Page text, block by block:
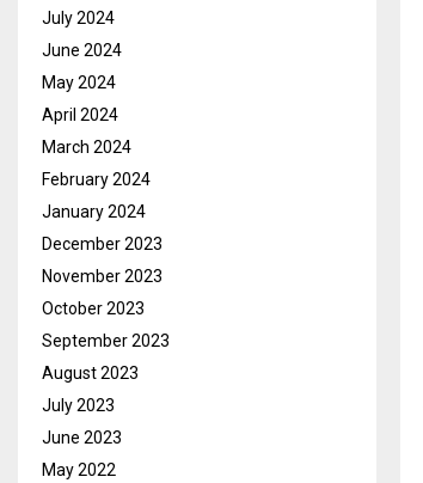
July 2024
June 2024
May 2024
April 2024
March 2024
February 2024
January 2024
December 2023
November 2023
October 2023
September 2023
August 2023
July 2023
June 2023
May 2022